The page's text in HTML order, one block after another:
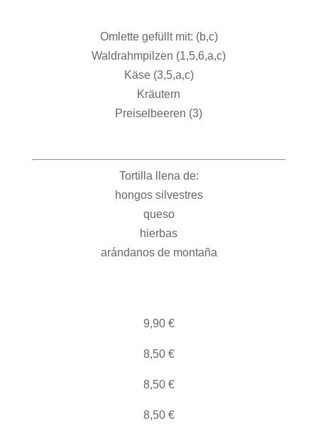
Omlette gefüllt mit: (b,c)
Waldrahmpilzen (1,5,6,a,c)
Käse (3,5,a,c)
Kräutern
Preiselbeeren (3)
Tortilla llena de:
hongos silvestres
queso
hierbas
arándanos de montaña
9,90 €
8,50 €
8,50 €
8,50 €